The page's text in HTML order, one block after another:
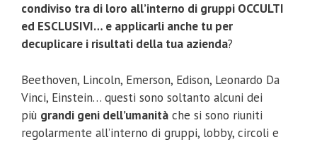
condiviso tra di loro all’interno di gruppi OCCULTI
ed ESCLUSIVI… e applicarli anche tu per
decuplicare i risultati della tua azienda?
Beethoven, Lincoln, Emerson, Edison, Leonardo Da
Vinci, Einstein… questi sono soltanto alcuni dei
più grandi geni dell’umanità che si sono riuniti
regolarmente all’interno di gruppi, lobby, circoli e